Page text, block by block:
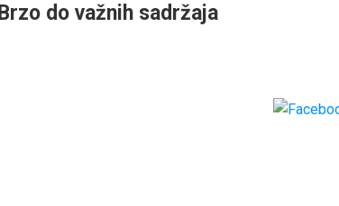
Brzo do važnih sadržaja